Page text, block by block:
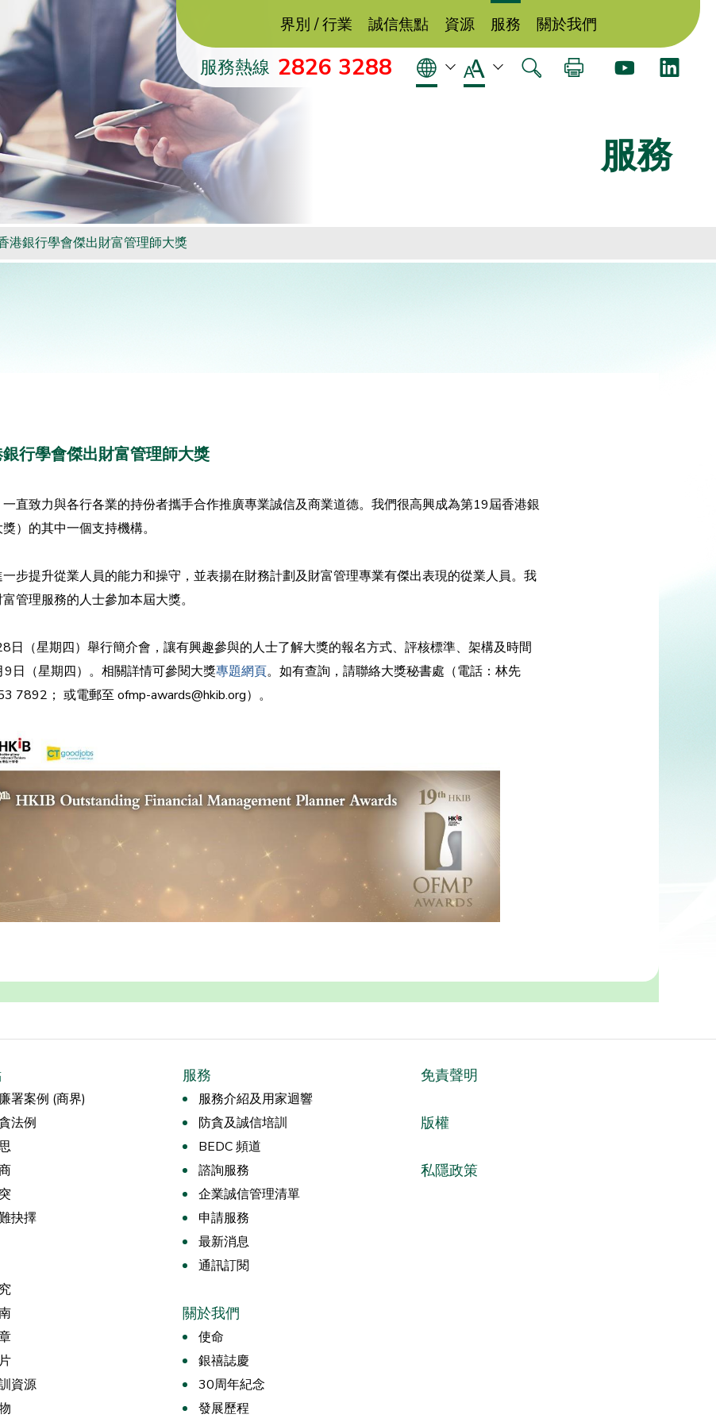
界別 / 行業 誠信焦點 資源 服務 關於我們
2826 3288
服務熱線
服務
港銀行學會傑出財富管理師大獎
行學會傑出財富管理師大獎
直致力與各行各業的持份者攜手合作推廣專業誠信及商業道德。我們很高興成為第19屆香港銀
）的其中一個支持機構。
步提升從業人員的能力和操守，並表揚在財務計劃及財富管理專業有傑出表現的從業人員。我
管理服務的人士參加本屆大獎。
（星期四）舉行簡介會，讓有興趣參與的人士了解大獎的報名方式、評核標準、架構及時間
日（星期四）。相關詳情可參閱大獎專題網頁。如有查詢，請聯絡大獎秘書處（電話：林先
7892； 或電郵至ofmp-awards@hkib.org） 。
署案例 (商界)
法例
抉擇
資源
服務
服務介紹及用家迴響
防貪及誠信培訓
BEDC 頻道
諮詢服務
企業誠信管理清單
申請服務
最新消息
通訊訂閱
關於我們
使命
銀禧誌慶
30周年紀念
發展歷程
免責聲明
版權
私隱政策